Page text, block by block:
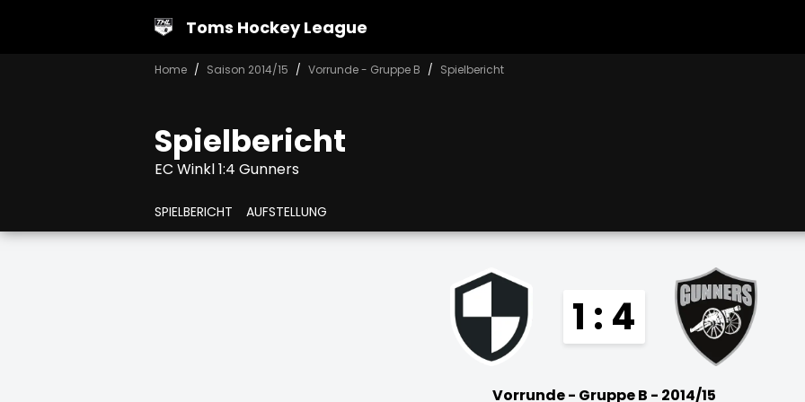
Toms Hockey League
Home Saison 2014/15 Vorrunde - Gruppe B Spielbericht
Spielbericht
EC Winkl 1:4 Gunners
SPIELBERICHT AUFSTELLUNG
1 : 4
Vorrunde - Gruppe B - 2014/15